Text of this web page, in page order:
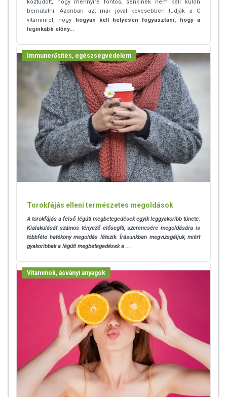
köztudott, hogy mennyire fontos, senkinek nem kell külön
bemutatni. Azonban azt már jóval kevesebben tudják a C
vitaminról, hogy
hogyan kell helyesen fogyasztani, hogy a
leginkább előny...
Immunerősítés, egészségvédelem
Torokfájás elleni természetes megoldások
A torokfájása felső légúti megbetegedések egyik leggyakoribb tünete.
Kialakulását számos tényező elősegíti, szerencsére megoldására is
többféle hatékony megoldás létezik. Írásunkban megvizsgáljuk, miért
gyakoribbak a légúti megbetegedések a ...
Vitaminok, ásványi anyagok